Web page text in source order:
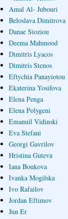
Amal Al- Jubouri
Beloslava Dimitrova
Danae Sioziou
Deema Mahmood
Dimitris Lyacos
Dimitris Stenos
Eftychia Panayiotou
Ekaterina Yosifova
Elena Penga
Elena Polygeni
Emanuil Vidinski
Eva Stefani
Georgi Gavrilov
Hristina Guteva
Iana Boukova
Ivanka Mogilska
Ivo Rafailov
Jordan Eftimov
Jun Er